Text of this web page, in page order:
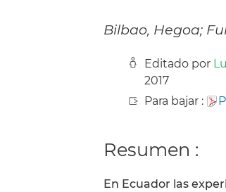
Bilbao, Hegoa;
Editado por
2017
Para bajar :
Resumen :
En Ecuador las